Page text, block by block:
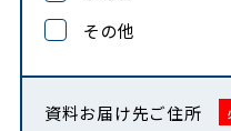
その他
資料お届け先ご住所